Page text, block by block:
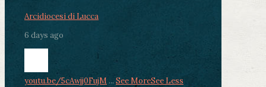
Arcidiocesi di Lucca
6 days ago
youtu.be/5cAwjj0FujM ... See MoreSee Less